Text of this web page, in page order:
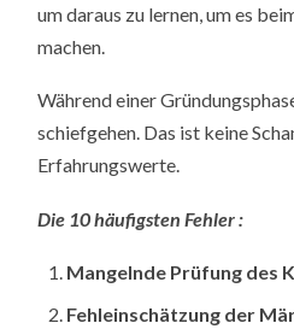
um daraus zu lernen, um es
machen.
Während einer
schiefgehen. Das ist keine
Erfahrungswerte.
Die 10 häufigsten Fehler :
Mangelnde Prüfung des
Fehleinschätzung der